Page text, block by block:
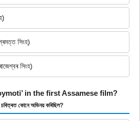
সিংহ)
সিংহ)
in the first Assamese film?
কোনে অভিনয় কৰিছিল?